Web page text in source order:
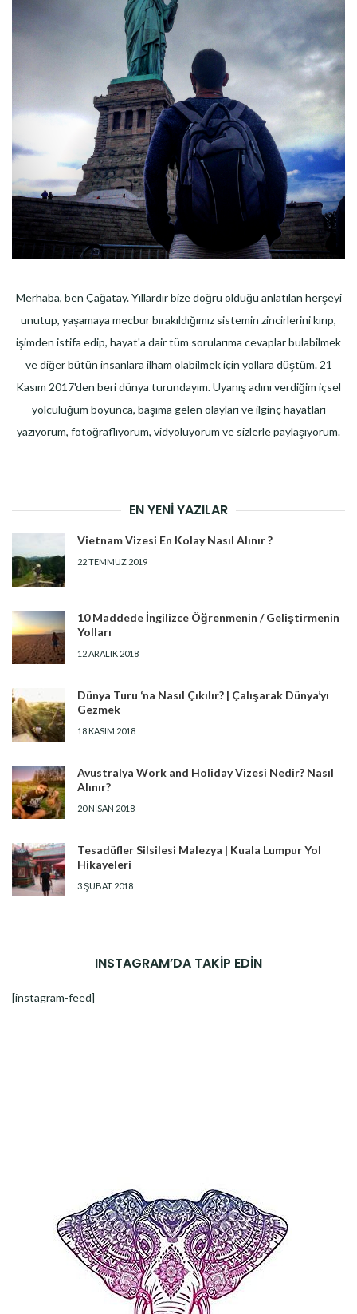
Merhaba, ben Çağatay. Yıllardır bize doğru olduğu anlatılan herşeyi
unutup, yaşamaya mecbur bırakıldığımız sistemin zincirlerini kırıp,
işimden istifa edip, hayat'a dair tüm sorularıma cevaplar bulabilmek
ve diğer bütün insanlara ilham olabilmek için yollara düştüm. 21
Kasım 2017'den beri dünya turundayım. Uyanış adını verdiğim içsel
yolculuğum boyunca, başıma gelen olayları ve ilginç hayatları
yazıyorum, fotoğraflıyorum, vidyoluyorum ve sizlerle paylaşıyorum.
EN YENI YAZILAR
Vietnam Vizesi En Kolay Nasıl Alınır ?
22 TEMMUZ 2019
10 Maddede İngilizce Öğrenmenin / Geliştirmenin
Yolları
12 ARALIK 2018
Dünya Turu ‘na Nasıl Çıkılır? | Çalışarak Dünya’yı
Gezmek
18 KASIM 2018
Avustralya Work and Holiday Vizesi Nedir? Nasıl
Alınır?
20 NISAN 2018
Tesadüfler Silsilesi Malezya | Kuala Lumpur Yol
Hikayeleri
3 ŞUBAT 2018
INSTAGRAM’DA TAKİP EDİN
[instagram-feed]